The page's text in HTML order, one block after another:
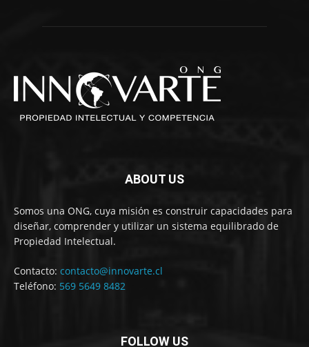
ABOUT US
Somos una ONG, cuya misión es construir capacidades para
diseñar, comprender y utilizar un sistema equilibrado de
Propiedad Intelectual.
Contacto: contacto@innovarte.cl
Teléfono: 569 5649 8482
FOLLOW US